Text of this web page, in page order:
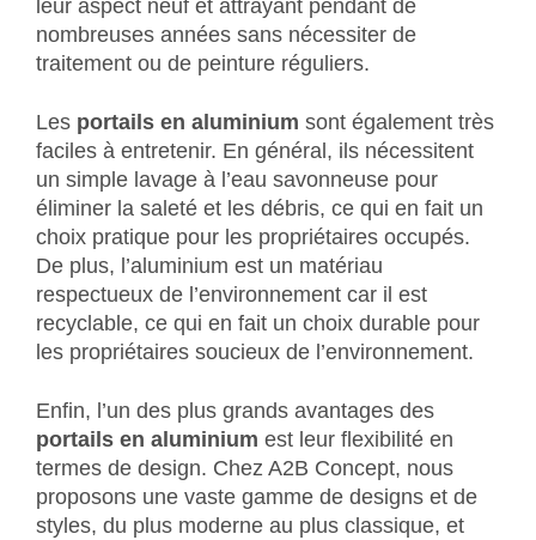
leur aspect neuf et attrayant pendant de
nombreuses années sans nécessiter de
traitement ou de peinture réguliers.
Les portails en aluminium sont également très
faciles à entretenir. En général, ils nécessitent
un simple lavage à l’eau savonneuse pour
éliminer la saleté et les débris, ce qui en fait un
choix pratique pour les propriétaires occupés.
De plus, l’aluminium est un matériau
respectueux de l’environnement car il est
recyclable, ce qui en fait un choix durable pour
les propriétaires soucieux de l’environnement.
Enfin, l’un des plus grands avantages des
portails en aluminium est leur flexibilité en
termes de design. Chez A2B Concept, nous
proposons une vaste gamme de designs et de
styles, du plus moderne au plus classique, et